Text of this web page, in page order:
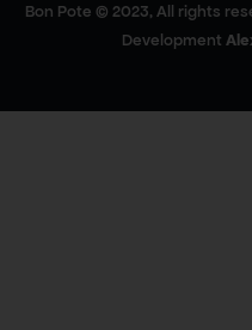
Bon Pote © 2023, All rights
Development